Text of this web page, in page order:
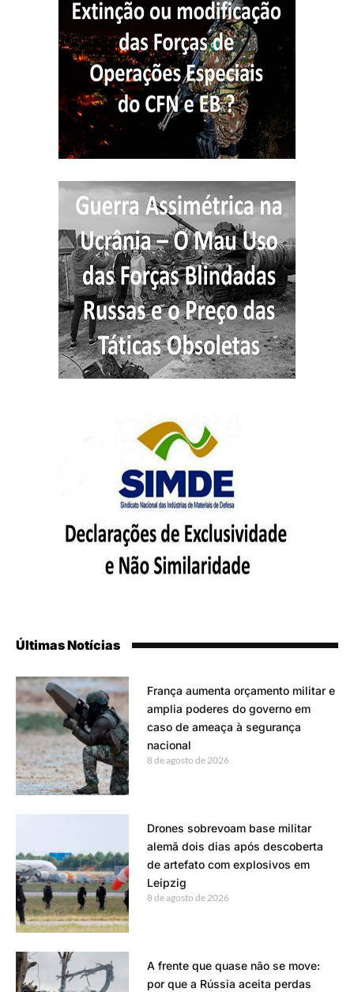
Últimas Notícias
França aumenta orçamento militar e
amplia poderes do governo em
caso de ameaça à segurança
nacional
8 de agosto de 2026
Drones sobrevoam base militar
alemã dois dias após descoberta
de artefato com explosivos em
Leipzig
8 de agosto de 2026
A frente que quase não se move:
por que a Rússia aceita perdas